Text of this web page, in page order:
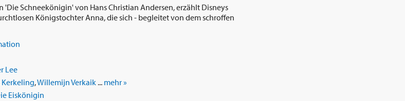
Schneekönigin' von Hans Christian Andersen, erzählt Disneys
Königstochter Anna, die sich - begleitet von dem schroffen
Lee
Kerkeling,Willemijn Verkaik... mehr »
Eiskönigin